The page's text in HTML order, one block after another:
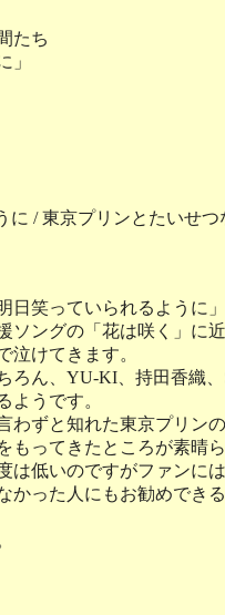
たち
」
に / 東京プリンとたいせつ
笑っていられるように
ソングの「花は咲く」に
泣けてきます。
ん、YU-KI、持田香織、
ようです。
ずと知れた東京プリン
ってきたところが素晴
は低いのですがファンに
った人にもお勧めでき